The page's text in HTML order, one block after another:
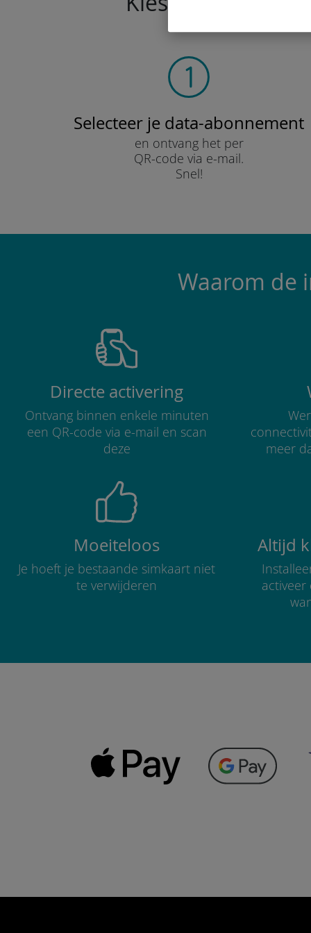
Selecteer je data-abonnement
en ontvang het per
QR-code via e-mail.
Snel!
Waarom de
Directe activering
Ontvang binnen enkele minuten
een QR-code via e-mail en scan
deze
meer
Moeiteloos
Je hoeft je bestaande simkaart niet
te verwijderen
Altijd